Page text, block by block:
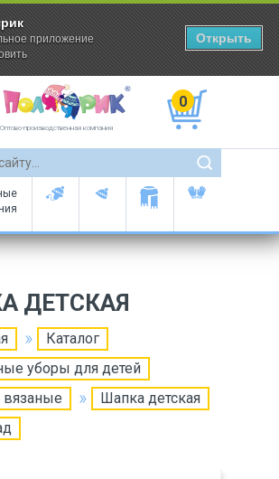
Оптово-производственная компания
0
ДЕТСКАЯ
Каталог
уборы для детей
Шапка детская
приложение
Открыть